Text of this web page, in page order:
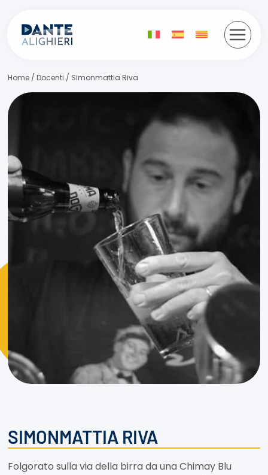
contenuto
Home /Docenti / Simonmattia Riva
SIMONMATTIA RIVA
Folgorato sulla via della birra da una Chimay Blu